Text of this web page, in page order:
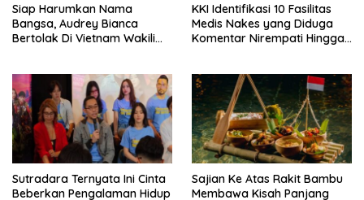
Siap Harumkan Nama
Bangsa, Audrey Bianca
Bertolak Di Vietnam Wakili
KKI Identifikasi 10 Fasilitas
Medis Nakes yang Diduga
Komentar Nirempati Hingga
Sutradara Ternyata Ini Cinta
Beberkan Pengalaman Hidup
Sajian Ke Atas Rakit Bambu
Membawa Kisah Panjang